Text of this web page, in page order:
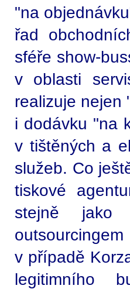
"na
řad
sféře show-
v oblasti
realizuje nejen
i dodávku "na
v tištěných a
služeb. Co
tiskové
stejně jako
v případě
legitimního